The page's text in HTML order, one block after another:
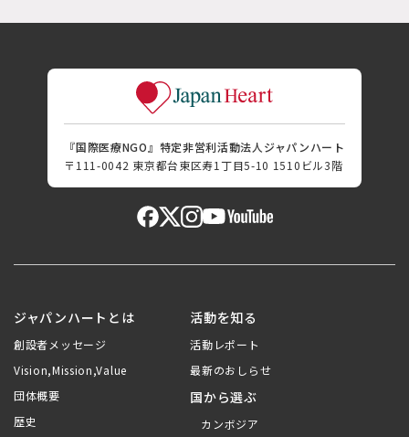
『国際医療NGO』特定非営利活動法人ジャパンハート
〒111-0042 東京都台東区寿1丁目5-10 1510ビル3階
ジャパンハートとは
創設者メッセージ
Vision,Mission,Value
団体概要
歴史
活動を知る
活動レポート
最新のおしらせ
国から選ぶ
カンボジア